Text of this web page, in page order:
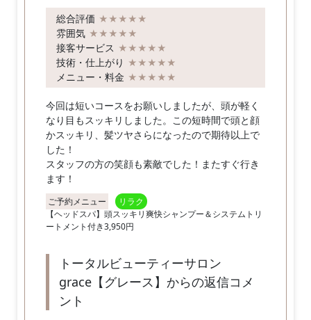
総合評価 ★★★★★
雰囲気 ★★★★★
接客サービス ★★★★★
技術・仕上がり ★★★★★
メニュー・料金 ★★★★★
今回は短いコースをお願いしましたが、頭が軽く
なり目もスッキリしました。この短時間で頭と顔
かスッキリ、髪ツヤさらになったので期待以上で
した！
スタッフの方の笑顔も素敵でした！またすぐ行き
ます！
ご予約メニュー
リラク
【ヘッドスパ】頭スッキリ爽快シャンプー＆システムトリ
ートメント付き3,950円
トータルビューティーサロン
grace【グレース】からの返信コメ
ント